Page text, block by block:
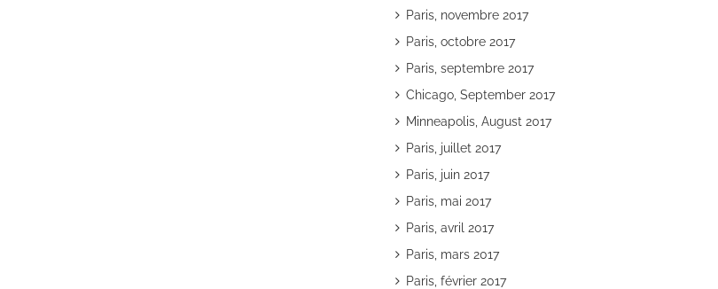
Paris, novembre 2017
Paris, octobre 2017
Paris, septembre 2017
Chicago, September 2017
Minneapolis, August 2017
Paris, juillet 2017
Paris, juin 2017
Paris, mai 2017
Paris, avril 2017
Paris, mars 2017
Paris, février 2017